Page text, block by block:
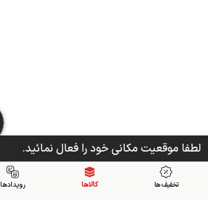
لطفا موقعیت مکانی خود را فعال نمائید.
تخفیف ها کالاها رویدادها